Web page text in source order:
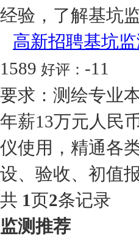
经验，了解基坑
高新招聘基坑
1589 好评： -11
要求：测绘专业
年薪13万元人民
仪使用，精通各
设、验收、初值
共 1页2条记录
监测推荐